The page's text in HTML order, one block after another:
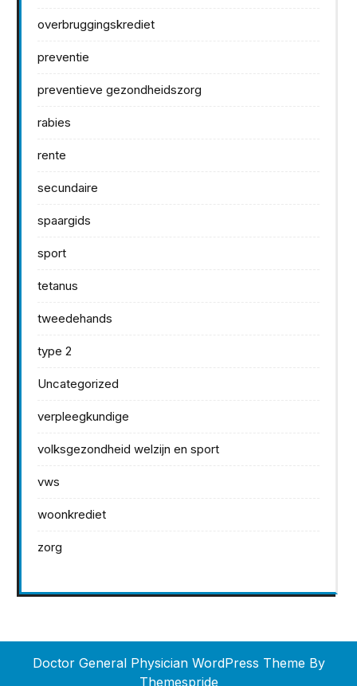
overbruggingskrediet
preventie
preventieve gezondheidszorg
rabies
rente
secundaire
spaargids
sport
tetanus
tweedehands
type 2
Uncategorized
verpleegkundige
volksgezondheid welzijn en sport
vws
woonkrediet
zorg
Doctor General Physician WordPress ThemeBy
Themespride